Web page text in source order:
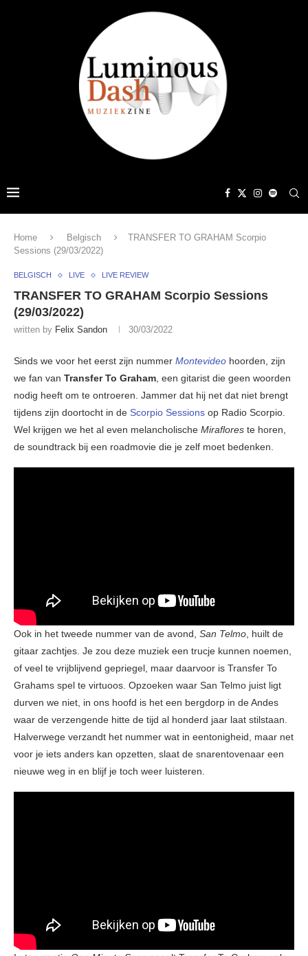
Home Belgisch
TRANSFER TO GRAHAM Scorpio
Sessions (29/03/2022)
BELGISCH LIVE LIVE REVIEW
TRANSFER TO GRAHAM Scorpio Sessions
(29/03/2022)
written by Felix Sandon 30/03/2022
Sinds we voor het eerst zijn nummer Montevideo hoorden, zijn
we fan van Transfer To Graham, een gitarist die geen woorden
nodig heeft om te ontroeren. Jammer dat hij net dat niet brengt
tijdens zijn doortocht in de Scorpio Sessions op Radio Scorpio.
Wel krijgen we het al even melancholische Miraflores te horen,
de soundtrack bij een roadmovie die je zelf moet bedenken.
Ook in het tweede nummer van de avond, San Telmo , huilt de
gitaar zachtjes. Je zou deze muziek een trucje kunnen noemen,
of veel te vrijblijvend gepriegel, maar daarvoor is Transfer To
Grahams spel te virtuoos. Opzoeken waar San Telmo juist ligt
durven we niet, in ons hoofd is het een bergdorp in de Andes
waar de verzengende hitte de tijd al honderd jaar laat stilstaan.
Halverwege verzandt het nummer wat in eentonigheid, maar net
voor je iets anders kan opzetten, slaat de snarentovenaar een
nieuwe weg in en blijf je toch weer luisteren.